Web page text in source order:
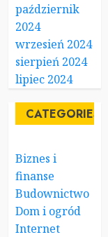
październik
2024
wrzesień 2024
sierpień 2024
lipiec 2024
CATEGORIES
Biznes i
finanse
Budownictwo
Dom i ogród
Internet